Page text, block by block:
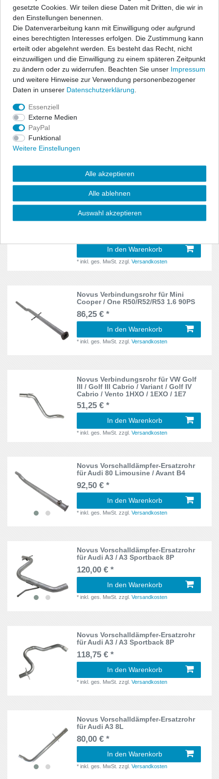
R52
R53 1
RS 1
S93 1
Sportback
Stufenheck
T98
Touring 3
8V 1
Variant 12
W202 1
Novus Kat-Ersatzrohr für Seat
80,00 € *
In den Warenkorb
Novus Kat-Ersatzrohr für VW
Novus Kat-Ersatzrohr für VW
Corrado / Golf II / Golf III / Golf III
Variant / Vento 53i / 19E / 1HXO /
1EXO
In den Warenkorb
*inkl. ges. MwSt. zzgl.Versandkosten
Novus Verbindungsrohr für Mini
Cooper / One R50/R52/R53 1.6 90PS
86,25 € *
In den Warenkorb
*inkl. ges. MwSt. zzgl.Versandkosten
Novus Verbindungsrohr für VW Golf
III / Golf III Cabrio / Variant / Golf IV
Cabrio / Vento 1HXO / 1EXO / 1E7
51,25 € *
In den Warenkorb
*inkl. ges. MwSt. zzgl.Versandkosten
Novus Vorschalldämpfer-Ersatzrohr
für Audi 80 Limousine / Avant B4
92,50 € *
In den Warenkorb
*inkl. ges. MwSt. zzgl.Versandkosten
Novus Vorschalldämpfer-Ersatzrohr
für Audi A3 / A3 Sportback 8P
120,00 € *
In den Warenkorb
*inkl. ges. MwSt. zzgl.Versandkosten
Novus Vorschalldämpfer-Ersatzrohr
für Audi A3 / A3 Sportback 8P
118,75 € *
In den Warenkorb
*inkl. ges. MwSt. zzgl.Versandkosten
Novus Vorschalldämpfer-Ersatzrohr
für Audi A3 8L
80,00 € *
In den Warenkorb
*inkl. ges. MwSt. zzgl.Versandkosten
gesetzte Cookies. Wir teilen diese Daten mit Dritten, die wir in
den Einstellungen benennen.
Die Datenverarbeitung kann mit Einwilligung oder aufgrund
eines berechtigten Interesses erfolgen. Die Zustimmung kann
erteilt oder abgelehnt werden. Es besteht das Recht, nicht
einzuwilligen und die Einwilligung zu einem späteren Zeitpunkt
zu ändern oder zu widerrufen. Beachten Sie unser Impressum
und weitere Hinweise zur Verwendung personenbezogener
Daten in unserer Daten­schutz­erklärung
Essenziell
Externe Medien
PayPal
Funktional
Weitere Einstellungen
Alle akzeptieren
Alle ablehnen
Auswahl akzeptieren